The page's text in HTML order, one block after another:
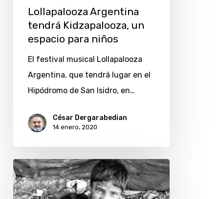
Lollapalooza Argentina
tendrá Kidzapalooza, un
espacio para niños
El festival musical Lollapalooza
Argentina, que tendrá lugar en el
Hipódromo de San Isidro, en…
César Dergarabedian
14 enero, 2020
Los
niños